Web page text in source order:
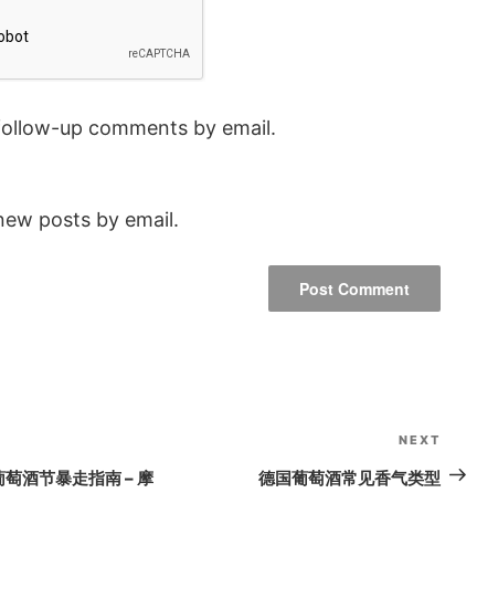
up comments by email.
posts by email.
酒节暴走指南 – 摩
Post
NEXT
德国葡萄酒常见香气类型